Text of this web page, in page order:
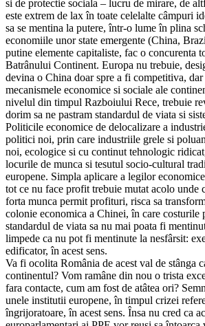
si de protectie sociala – lucru de mirare, de
este extrem de lax în toate celelalte câmpuri
sa se mentina la putere, într-o lume în plina
economiile unor state emergente (China,
putine elemente capitaliste, fac o concurenta
Batrânului Continent. Europa nu trebuie,
devina o China doar spre a fi competitiva, dar
mecanismele economice si sociale ale
nivelul din timpul Razboiului Rece, trebuie
dorim sa ne pastram standardul de viata si
Politicile economice de delocalizare a
politici noi, prin care industriile grele si
noi, ecologice si cu continut tehnologic
locurile de munca si tesutul socio-cultural
europene. Simpla aplicare a legilor
tot ce nu face profit trebuie mutat acolo unde
forta munca permit profituri, risca sa
colonie economica a Chinei, în care costurile
standardul de viata sa nu mai poata fi
limpede ca nu pot fi mentinute la nesfârsit:
edificator, în acest sens.
Va fi ocolita România de acest val de stânga
continentul? Vom ramâne din nou o trista
fara contacte, cum am fost de atâtea ori?
unele institutii europene, în timpul crizei
îngrijoratoare, în acest sens. Însa nu cred ca